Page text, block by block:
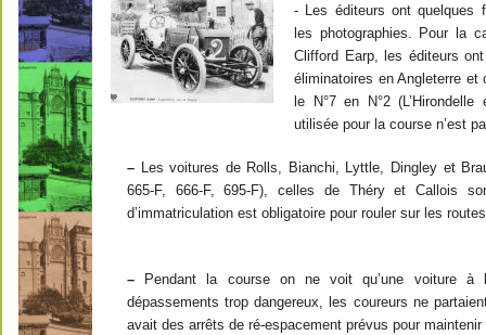
- Les éditeurs ont quelques
les photographies. Pour la
Clifford Earp, les éditeurs
éliminatoires en Angleterre et
le N°7 en N°2
utilisée pour la course n’est
– Les voitures de Rolls, Bianchi, Lyttle, Dingley et
665-F, 666-F, 695-F), celles de Théry et Callois
d’immatriculation est obligatoire pour rouler sur les
– Pendant la course on ne voit qu’une voiture
dépassements trop dangereux, les coureurs ne
avait des arrêts de ré-espacement prévus pour